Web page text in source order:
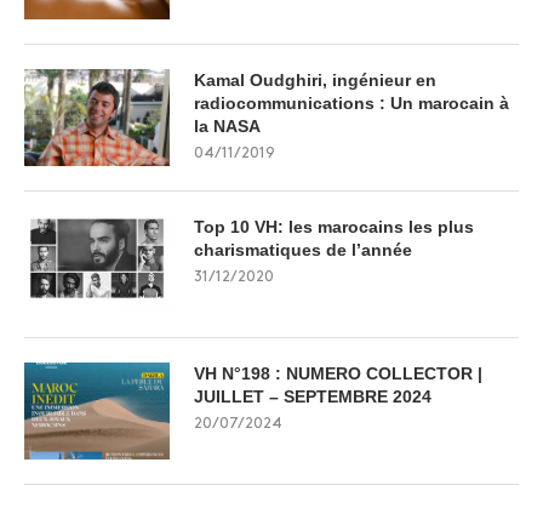
Kamal Oudghiri, ingénieur en
radiocommunications : Un marocain à
la NASA
04/11/2019
Top 10 VH: les marocains les plus
charismatiques de l’année
31/12/2020
VH N°198 : NUMERO COLLECTOR |
JUILLET – SEPTEMBRE 2024
20/07/2024